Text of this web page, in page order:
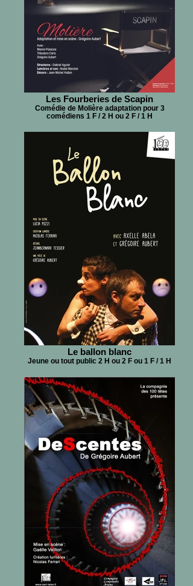
Les Fourberies de Scapin
Comédie de Molière adaptation pour 3
comédiens 1 F / 2 H ou 2 F / 1 H
Le ballon blanc
Jeune ou tout public 2 H ou 2 F ou 1 F / 1 H